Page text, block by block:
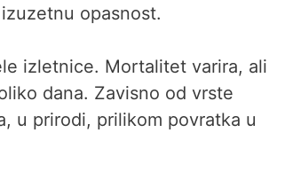
opasnost.
izletnice. Mortalitet varira, ali
dana. Zavisno od vrste
u prirodi, prilikom povratka u